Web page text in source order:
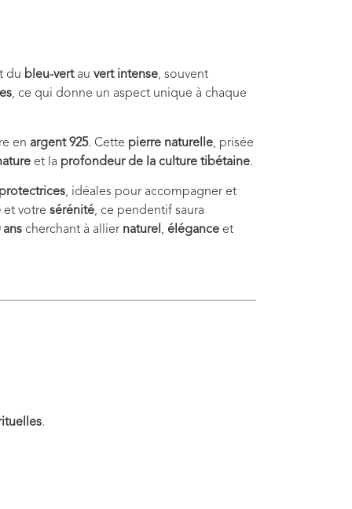
du bleu-vertau vert intense, souvent
, ce qui donne un aspect unique à chaque
en argent 925. Cette pierre naturelle, prisée
et la profondeur de la culture tibétaine.
, idéales pour accompagner et
et votre sérénité, ce pendentif saura
ans cherchant à allier naturel , élégance et
.